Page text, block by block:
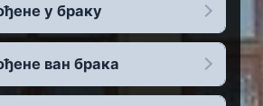
у браку
ван брака